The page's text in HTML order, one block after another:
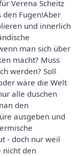
Verena Scheitz
den Fugen!Aber
und innerlich
man sich über
macht? Muss
werden? Soll
wäre die Welt
alle duschen
den
ausgeben und
- doch nur weil
nicht den